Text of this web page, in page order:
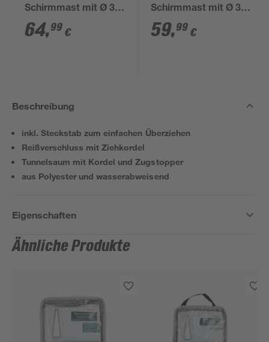
Schirmmast mit Ø 38
- 48 mm Granit 45 x
45 x cm
64,99 €
Schirmmast mit Ø 38
- 48 mm Granit Ø 45
cm
59,99 €
Beschreibung
inkl. Steckstab zum einfachen Überziehen
Reißverschluss mit Ziehkordel
Tunnelsaum mit Kordel und Zugstopper
aus Polyester und wasserabweisend
Eigenschaften
Ähnliche Produkte